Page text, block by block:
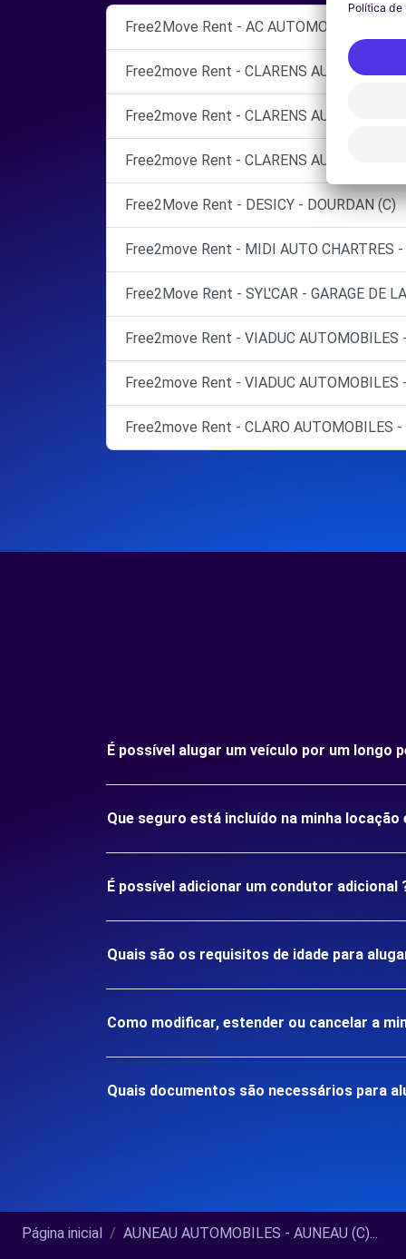
Free2Move Rent - AC AUTOMOBILES
Free2move Rent - CLARENS
Free2move Rent - CLARENS
Free2move Rent - CLARENS
Free2Move Rent - DESICY - DOURDAN (C)
Free2move Rent - MIDI AUTO CHARTRES -
Free2Move Rent - SYL'CAR - GARAGE DE
Free2move Rent - VIADUC AUTOMOBILES
Free2move Rent - VIADUC AUTOMOBILES
Free2move Rent - CLARO AUTOMOBILES -
É possível alugar um veículo por um longo
Que seguro está incluído na minha locação
É possível adicionar um condutor adicional
Quais são os requisitos de idade para
Como modificar, estender ou cancelar a
Quais documentos são necessários para
Página inicial AUNEAU AUTOMOBILES - AUNEAU (C)...